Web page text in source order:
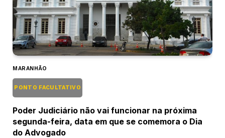
MARANHÃO
PONTO FACULTATIVO
Poder Judiciário não vai funcionar na próxima
segunda-feira, data em que se comemora o Dia
do Advogado